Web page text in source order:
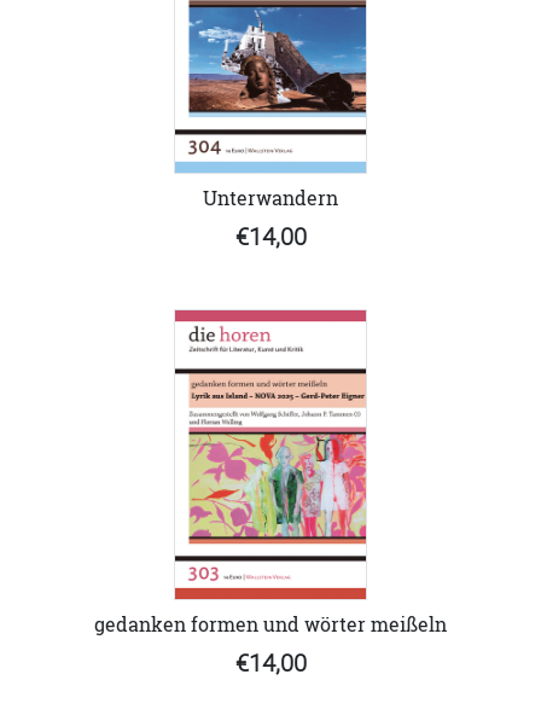
Unterwandern
€14,00
gedanken formen und wörter meißeln
€14,00